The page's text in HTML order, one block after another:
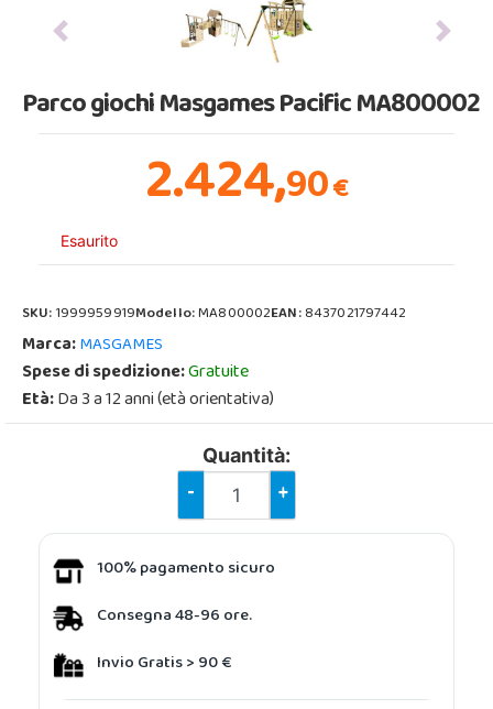
Previous Next
Parco giochi Masgames Pacific MA800002
2.424,90€
Esaurito
SKU:1999959919Modello:MA800002EAN:8437021797442
Marca:MASGAMES
Spese di spedizione:Gratuite
Età:Da 3 a 12 anni (età orientativa)
Quantità:
- +
100% pagamento sicuro
Consegna 48-96 ore.
Invio Gratis > 90 €